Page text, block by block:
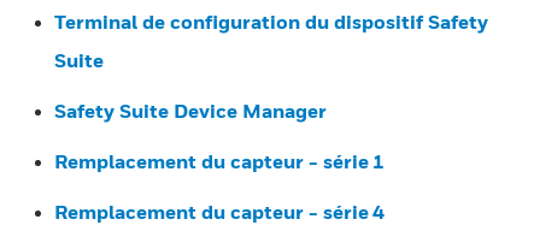
Terminal de configuration du dispositif Safety
Suite
Safety Suite Device Manager
Remplacement du capteur - série 1
Remplacement du capteur - série 4